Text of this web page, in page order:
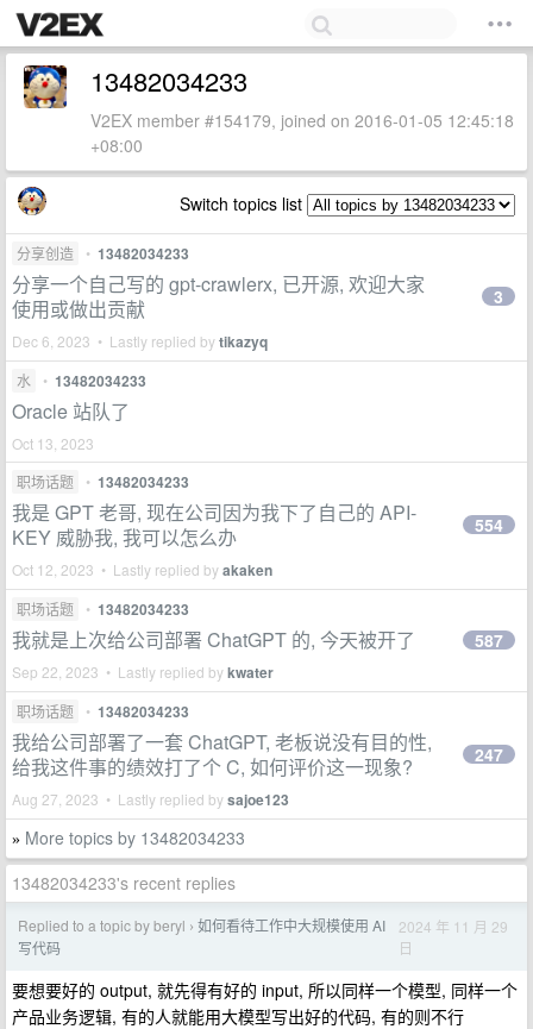
13482034233
V2EX member #154179, joined on 2016-01-05 12:45:18
+08:00
Switch topics list
分享创造 • 13482034233
分享一个自己写的 gpt-crawlerx, 已开源, 欢迎大家
使用或做出贡献
Dec 6, 2023 • Lastly replied bytikazyq
3
水 • 13482034233
Oracle 站队了
Oct 13, 2023
职场话题
• 13482034233
我是 GPT 老哥, 现在公司因为我下了自己的 API-
KEY 威胁我, 我可以怎么办
Oct 12, 2023 • Lastly replied byakaken
554
职场话题 • 13482034233
我就是上次给公司部署 ChatGPT 的, 今天被开了
Sep 22, 2023 • Lastly replied bykwater
587
职场话题 • 13482034233
我给公司部署了一套 ChatGPT, 老板说没有目的性,
给我这件事的绩效打了个 C, 如何评价这一现象?
Aug 27, 2023 • Lastly replied bysajoe123
247
» More topics by 13482034233
13482034233's recent replies
Replied to a topic by beryl › 如何看待工作中大规模使用 AI
写代码
2024 年 11 月 29
日
要想要好的 output, 就先得有好的 input, 所以同样一个模型, 同样一个
产品业务逻辑, 有的人就能用大模型写出好的代码, 有的则不行